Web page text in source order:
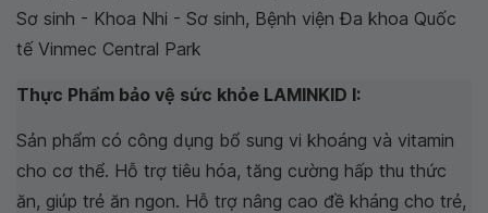
Sơ sinh - Khoa Nhi - Sơ sinh, Bệnh viện Đa khoa Quốc
tế Vinmec Central Park
Thực Phẩm bảo vệ sức khỏe LAMINKID I:
Sản phẩm có công dụng bổ sung vi khoáng và vitamin
cho cơ thể. Hỗ trợ tiêu hóa, tăng cường hấp thu thức
ăn, giúp trẻ ăn ngon. Hỗ trợ nâng cao đề kháng cho trẻ,